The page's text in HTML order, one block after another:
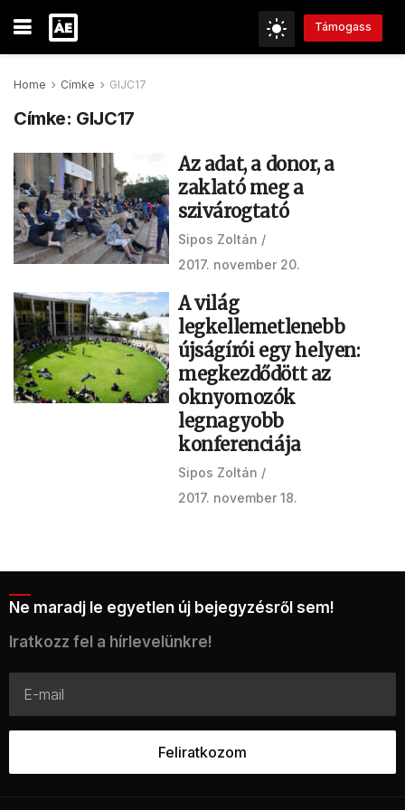
Támogass
Home Címke GIJC17
Címke: GIJC17
Az adat, a donor, a
zaklató meg a
szivárogtató
Sipos Zoltán
2017. november 20.
A világ
legkellemetlenebb
újságírói egy helyen:
megkezdődött az
oknyomozók
legnagyobb
konferenciája
Sipos Zoltán
2017. november 18.
Ne maradj le egyetlen új bejegyzésről sem!
Iratkozz fel a hírlevelünkre!